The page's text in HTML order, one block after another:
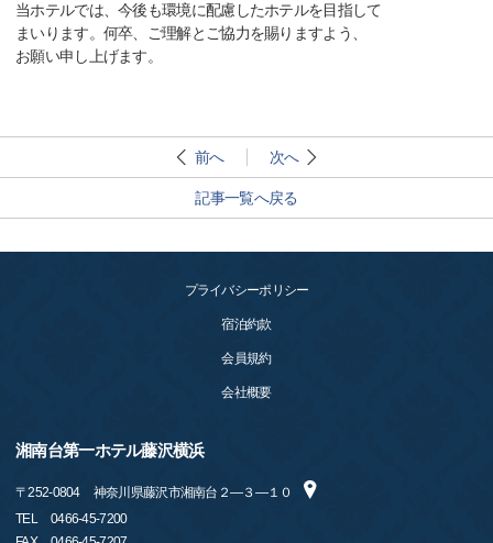
当ホテルでは、今後も環境に配慮したホテルを目指して
まいります。何卒、ご理解とご協力を賜りますよう、
お願い申し上げます。
前へ 次へ
記事一覧へ戻る
プライバシーポリシー
宿泊約款
会員規約
会社概要
湘南台第一ホテル藤沢横浜
〒252-0804
神奈川県藤沢市湘南台２―３―１０
TEL
0466-45-7200